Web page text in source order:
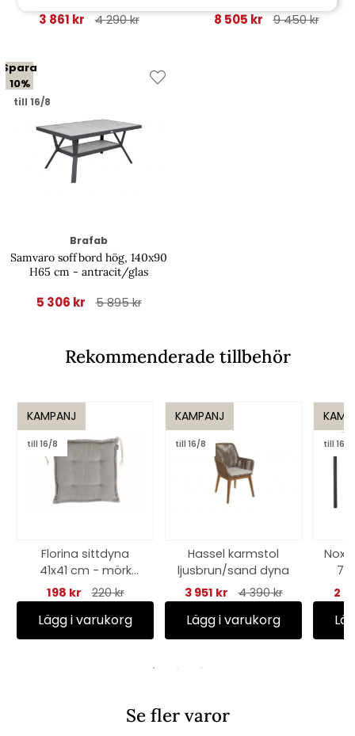
3 861 kr 4 290 kr 8 505 kr 9 450 kr
Spara
10%
till 16/8
Brafab
Samvaro soffbord hög, 140x90
H65 cm - antracit/glas
5 306 kr 5 895 kr
Rekommenderade tillbehör
KAMPANJ
till 16/8
Florina sittdyna
41x41 cm - mörk
beige
198 kr 220 kr
Lägg i varukorg
KAMPANJ
till 16/8
Hassel karmstol
ljusbrun/sand dyna
3 951 kr
4 390 kr
Lägg i varukorg
till 16/8
Nox
2
Se fler varor